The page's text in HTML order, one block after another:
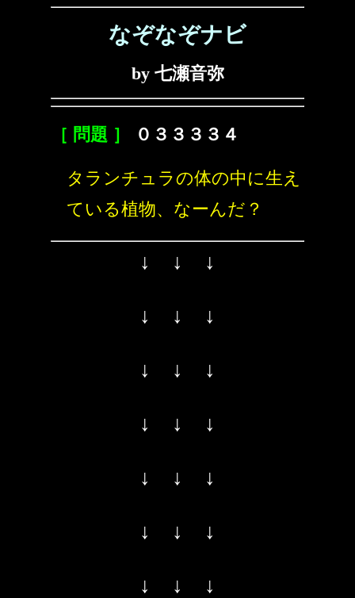
なぞなぞナビ
by 七瀬音弥
［ 問題 ］ ０３３３３４
タランチュラの体の中に生え
ている植物、なーんだ？
↓ ↓ ↓
↓ ↓ ↓
↓ ↓ ↓
↓ ↓ ↓
↓ ↓ ↓
↓ ↓ ↓
↓ ↓ ↓